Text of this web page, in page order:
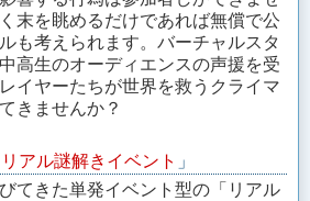
末を眺めるだけであれば無償で公
も考えられます。バーチャルスタ
高生のオーディエンスの声援を受
イヤーたちが世界を救うクライマ
きませんか？
リアル謎解きイベント 」
てきた単発イベント型の「リアル